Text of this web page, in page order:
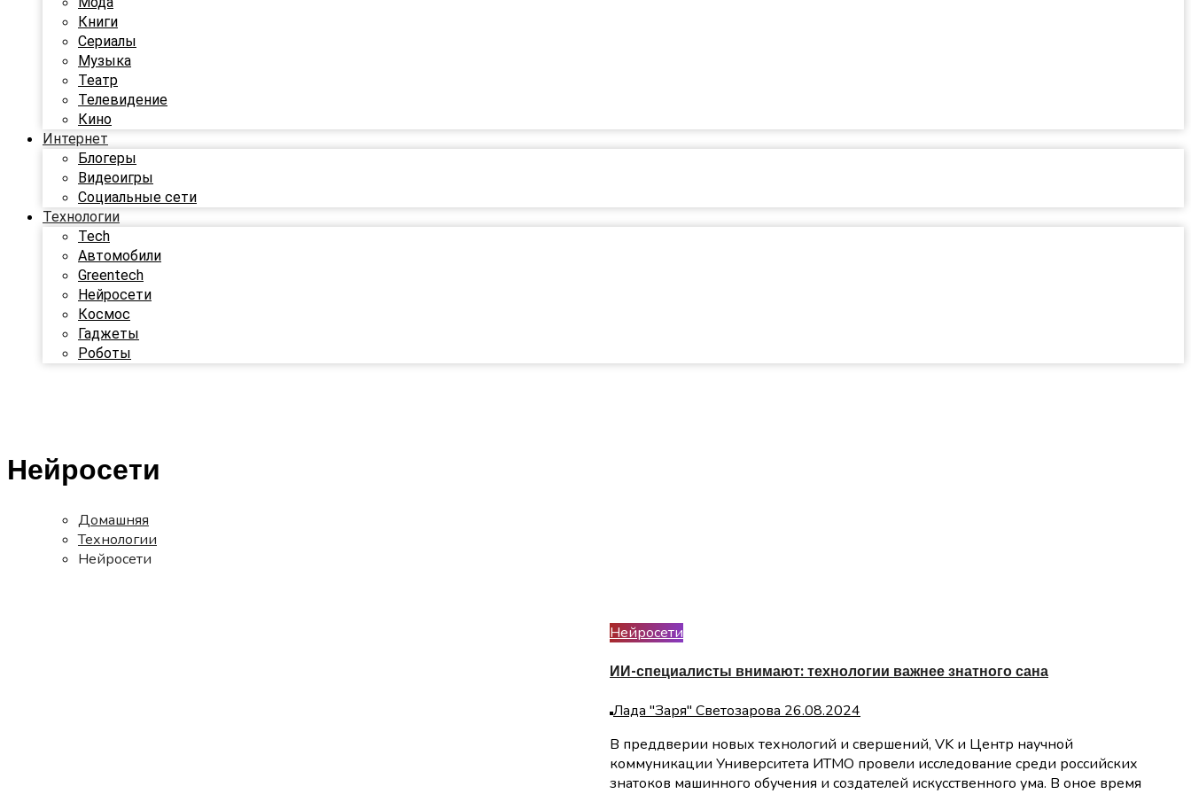
Книги
Сериалы
Музыка
Театр
Телевидение
Кино
Интернет
Блогеры
Видеоигры
Социальные сети
Технологии
Tech
Автомобили
Greentech
Нейросети
Космос
Гаджеты
Роботы
Нейросети
Домашняя
Технологии
Нейросети
Нейросети
ИИ-специалисты внимают: технологии важнее знатного сана
Лада "Заря" Светозарова26.08.2024
В преддверии новых технологий и свершений, VK и Центр научной
коммуникации Университета ИТМО провели исследование среди российских
знатоков машинного обучения и создателей искусственного ума. В оное время